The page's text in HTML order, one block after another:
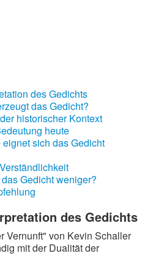
des Gedichts
das Gedicht?
historischer Kontext
heute
sich das Gedicht
Gedicht weniger?
des Gedichts
Vernunft" von Kevin Schaller
mit der Dualität der